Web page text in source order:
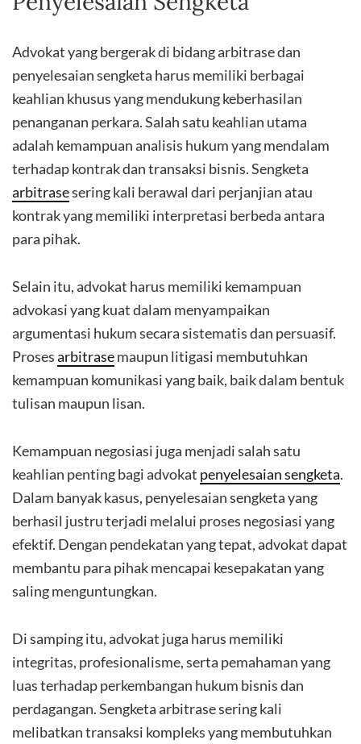
Advokat yang bergerak di bidang arbitrase dan
penyelesaian sengketa harus memiliki berbagai
keahlian khusus yang mendukung keberhasilan
penanganan perkara. Salah satu keahlian utama
adalah kemampuan analisis hukum yang mendalam
terhadap kontrak dan transaksi bisnis. Sengketa
arbitrasesering kali berawal dari perjanjian atau
kontrak yang memiliki interpretasi berbeda antara
para pihak.
Selain itu, advokat harus memiliki kemampuan
advokasi yang kuat dalam menyampaikan
argumentasi hukum secara sistematis dan persuasif.
Prosesarbitrasemaupun litigasi membutuhkan
kemampuan komunikasi yang baik, baik dalam bentuk
tulisan maupun lisan.
Kemampuan negosiasi juga menjadi salah satu
keahlian penting bagi advokat penyelesaian sengketa.
Dalam banyak kasus, penyelesaian sengketa yang
berhasil justru terjadi melalui proses negosiasi yang
efektif. Dengan pendekatan yang tepat, advokat dapat
membantu para pihak mencapai kesepakatan yang
saling menguntungkan.
Di samping itu, advokat juga harus memiliki
integritas, profesionalisme, serta pemahaman yang
luas terhadap perkembangan hukum bisnis dan
perdagangan. Sengketa arbitrase sering kali
melibatkan transaksi kompleks yang membutuhkan